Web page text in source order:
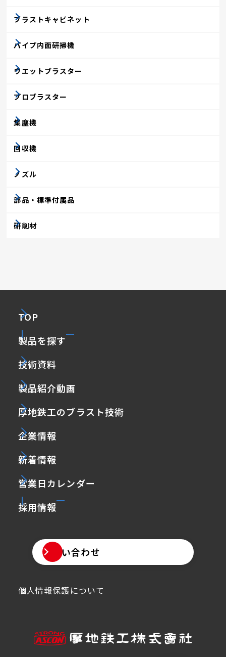
ブラストキャビネット
パイプ内面研掃機
ウエットブラスター
プロブラスター
集塵機
回収機
ノズル
部品・標準付属品
研削材
TOP
製品を探す
技術資料
製品紹介動画
厚地鉄工のブラスト技術
企業情報
新着情報
営業日カレンダー
採用情報
お問い合わせ
個人情報保護について